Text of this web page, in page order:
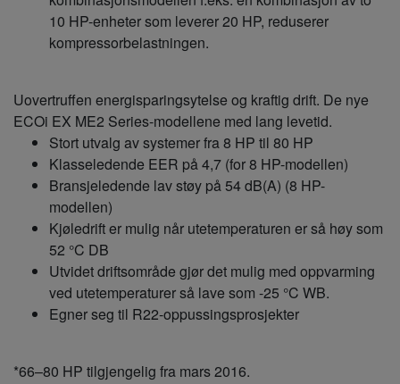
10 HP-enheter som leverer 20 HP, reduserer
kompressorbelastningen.
Uovertruffen energisparingsytelse og kraftig drift. De nye
ECOi EX ME2 Series-modellene med lang levetid.
Stort utvalg av systemer fra 8 HP til 80 HP
Klasseledende EER på 4,7 (for 8 HP-modellen)
Bransjeledende lav støy på 54 dB(A) (8 HP-
modellen)
Kjøledrift er mulig når utetemperaturen er så høy som
52 °C DB
Utvidet driftsområde gjør det mulig med oppvarming
ved utetemperaturer så lave som -25 °C WB.
Egner seg til R22-oppussingsprosjekter
*66–80 HP tilgjengelig fra mars 2016.